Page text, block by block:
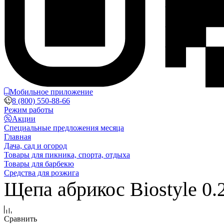
Мобильное приложение
8 (800) 550-88-66
Режим работы
Акции
Специальные предложения месяца
Главная
Дача, сад и огород
Товары для пикника, спорта, отдыха
Товары для барбекю
Средства для розжига
Щепа абрикос Biostyle
Сравнить